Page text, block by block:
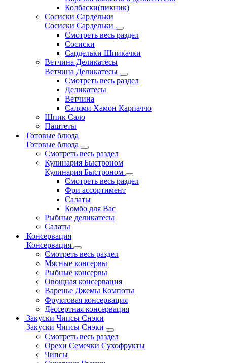
Колбаски(пикник)
Сосиски Сардельки
Сосиски Сардельки
Смотреть весь раздел
Сосиски
Сардельки Шпикачки
Ветчина Деликатесы
Ветчина Деликатесы
Смотреть весь раздел
Деликатесы
Ветчина
Салями Хамон Карпаччо
Шпик Сало
Паштеты
Готовые блюда
Готовые блюда
Смотреть весь раздел
Кулинария Быстроном
Кулинария Быстроном
Смотреть весь раздел
Фри ассортимент
Салаты
Комбо для Вас
Рыбные деликатесы
Салаты
Консервация
Консервация
Смотреть весь раздел
Мясные консервы
Рыбные консервы
Овощная консервация
Варенье Джемы Компоты
Фруктовая консервация
Дессертная консервация
Закуски Чипсы Снэки
Закуски Чипсы Снэки
Смотреть весь раздел
Орехи Семечки Сухофрукты
Чипсы